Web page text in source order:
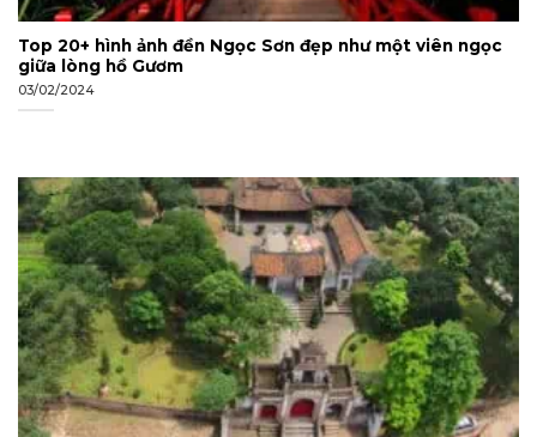
Top 20+ hình ảnh đền Ngọc Sơn đẹp như một viên ngọc
giữa lòng hồ Gươm
03/02/2024